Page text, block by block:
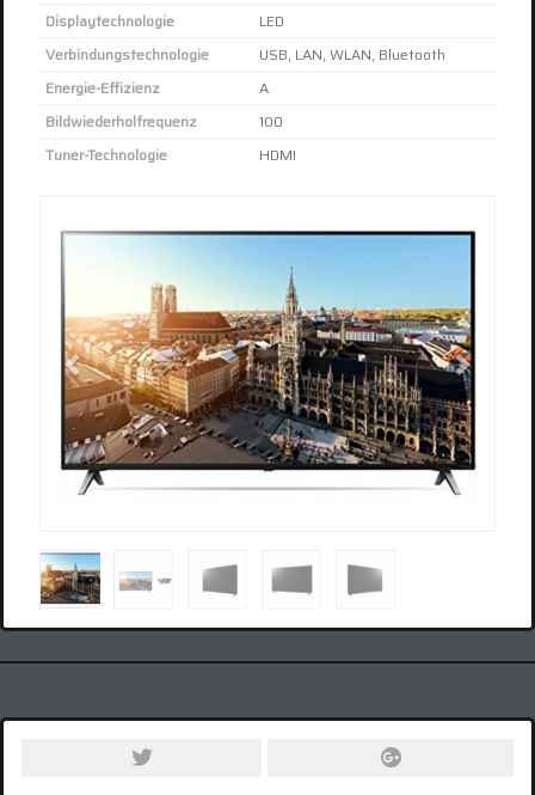
Displaytechnologie
LED
Verbindungstechnologie
USB, LAN, WLAN, Bluetooth
Energie-Effizienz
A
Bildwiederholfrequenz
100
Tuner-Technologie
HDMI